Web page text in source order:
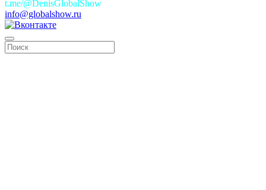
t.me/@DenisGlobalShow
info@globalshow.ru